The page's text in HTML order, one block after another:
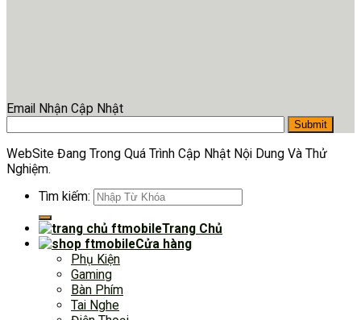
Email Nhận Cập Nhật
WebSite Đang Trong Quá Trình Cập Nhật Nội Dung Và Thử
Nghiệm.
Tìm kiếm:
Trang Chủ
Cửa hàng
Phụ Kiện
Gaming
Bàn Phím
Tai Nghe